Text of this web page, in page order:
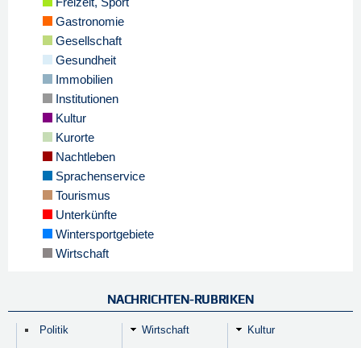
Gastronomie
Gesellschaft
Gesundheit
Immobilien
Institutionen
Kultur
Kurorte
Nachtleben
Sprachenservice
Tourismus
Unterkünfte
Wintersportgebiete
Wirtschaft
NACHRICHTEN-RUBRIKEN
Politik Wirtschaft Kultur